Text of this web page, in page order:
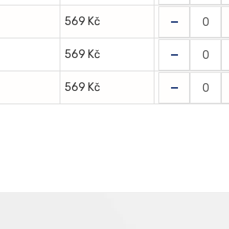
569 Kč -
569 Kč -
569 Kč -